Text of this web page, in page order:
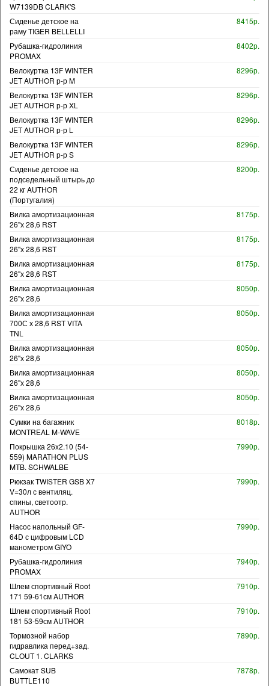
W7139DB CLARK'S
Сиденье детское на
раму TIGER BELLELLI
8415р.
Рубашка-гидролиния
PROMAX
8402р.
Велокуртка 13F WINTER
JET AUTHOR р-р M
8296р.
Велокуртка 13F WINTER
JET AUTHOR р-р XL
8296р.
Велокуртка 13F WINTER
JET AUTHOR р-р L
8296р.
Велокуртка 13F WINTER
JET AUTHOR р-р S
8296р.
Сиденье детское на
подседельный штырь до
22 кг AUTHOR
(Португалия)
8200р.
Вилка амортизационная
26"х 28,6 RST
8175р.
Вилка амортизационная
26"х 28,6 RST
8175р.
Вилка амортизационная
26"х 28,6 RST
8175р.
Вилка амортизационная
26"х 28,6
8050р.
Вилка амортизационная
700С х 28,6 RST VITA
TNL
8050р.
Вилка амортизационная
26"х 28,6
8050р.
Вилка амортизационная
26"х 28,6
8050р.
Вилка амортизационная
26"х 28,6
8050р.
Сумки на багажник
MONTREAL M-WAVE
8018р.
Покрышка 26x2.10 (54-
559) MARATHON PLUS
MTB. SCHWALBE
7990р.
Рюкзак TWISTER GSB X7
V=30л с вентиляц.
спины, светоотр.
AUTHOR
7990р.
Насос напольный GF-
64D с цифровым LCD
манометром GIYO
7990р.
Рубашка-гидролиния
PROMAX
7940р.
Шлем спортивный Root
171 59-61см AUTHOR
7910р.
Шлем спортивный Root
181 53-59см AUTHOR
7910р.
Тормозной набор
гидравлика перед+зад.
CLOUT 1. CLARKS
7890р.
Самокат SUB
BUTTLE110
7878р.